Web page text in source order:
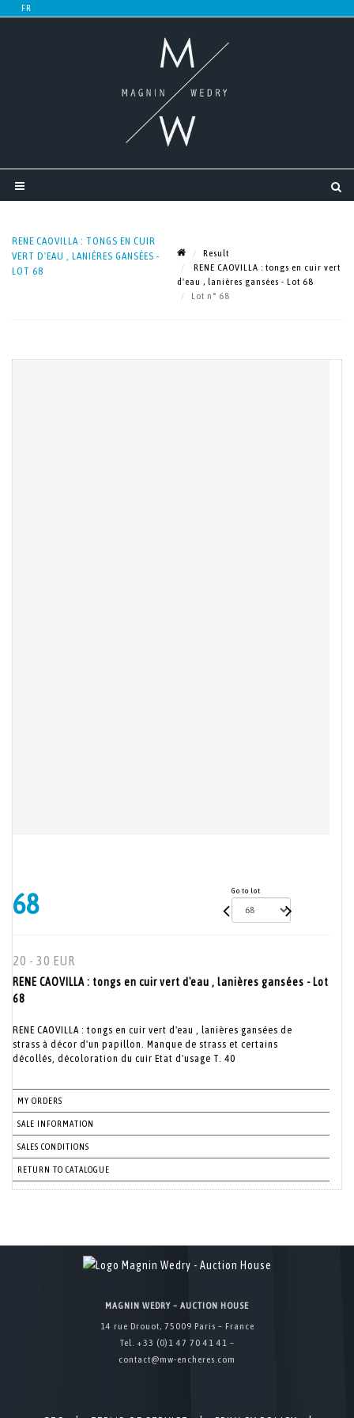
RENE CAOVILLA : TONGS EN CUIR
VERT D'EAU , LANIÈRES GANSÉES -
LOT 68
Result
RENE CAOVILLA : tongs en cuir vert
d'eau , lanières gansées - Lot 68
Lot n° 68
68 Go to lot
20 - 30 EUR
RENE CAOVILLA : tongs en cuir vert d'eau , lanières gansées - Lot
68
RENE CAOVILLA : tongs en cuir vert d'eau , lanières gansées de
strass à décor d'un papillon. Manque de strass et certains
décollés, décoloration du cuir Etat d'usage T. 40
MY ORDERS
SALE INFORMATION
SALES CONDITIONS
RETURN TO CATALOGUE
MAGNIN WEDRY – AUCTION HOUSE
14 rue Drouot, 75009 Paris – France
Tel. +33 (0)1 47 70 41 41 –
contact@mw-encheres.com